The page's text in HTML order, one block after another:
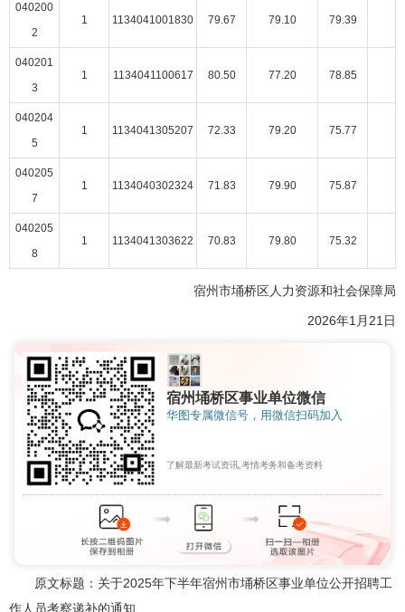
040200
2
1 1134041001830 79.67 79.10 79.39
040201
3
1 1134041100617 80.50 77.20 78.85
040204
5
1 1134041305207 72.33 79.20 75.77
040205
7
1 1134040302324 71.83 79.90 75.87
040205
8
1 1134041303622 70.83 79.80 75.32
宿州市埇桥区人力资源和社会保障局
2026年1月21日
宿州埇桥区事业单位微信
华图专属微信号，用微信扫码加入
了解最新考试资讯,考情考务和备考资料
原文标题：关于2025年下半年宿州市埇桥区事业单位公开招聘工
作人员考察递补的通知